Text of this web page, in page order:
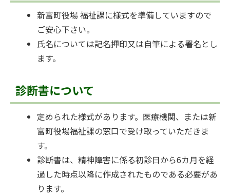
新富町役場 福祉課に様式を準備していますので
ご安心下さい。
氏名については記名押印又は自筆による署名とし
ます。
診断書について
定められた様式があります。医療機関、または新
富町役場福祉課の窓口で受け取っていただきま
す。
診断書は、精神障害に係る初診日から6カ月を経
過した時点以降に作成されたものである必要があ
ります。